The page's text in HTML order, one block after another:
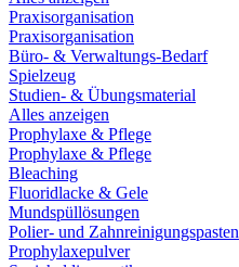
Praxisorganisation
Praxisorganisation
Büro- & Verwaltungs-Bedarf
Spielzeug
Studien- & Übungsmaterial
Alles anzeigen
Prophylaxe & Pflege
Prophylaxe & Pflege
Bleaching
Fluoridlacke & Gele
Mundspüllösungen
Polier- und Zahnreinigungspasten
Prophylaxepulver